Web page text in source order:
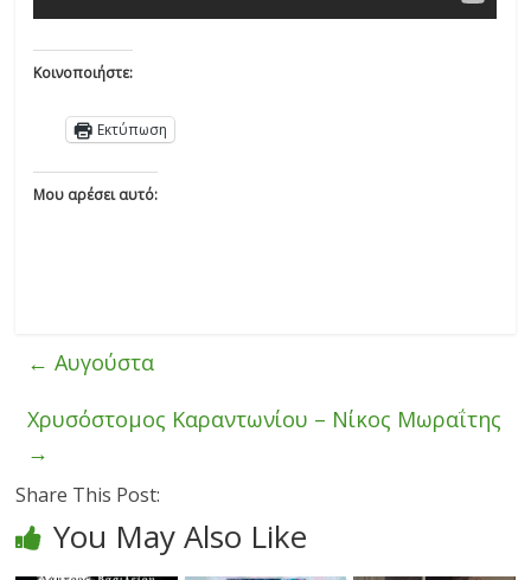
Κοινοποιήστε:
Εκτύπωση
Μου αρέσει αυτό:
← Αυγούστα
Χρυσόστομος Καραντωνίου – Νίκος Μωραΐτης
→
Share This Post:
You May Also Like